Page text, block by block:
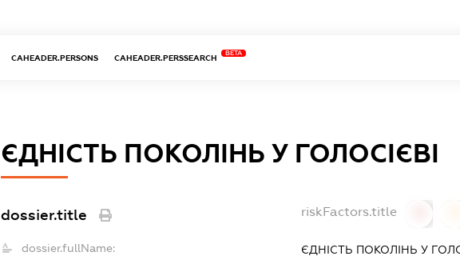
CAHEADER.PERSONS CAHEADER.PERSSEARCH
BETA
ЄДНІСТЬ ПОКОЛІНЬ У ГОЛОСІЄВІ
dossier.title riskFactors.title
dossier.fullName: ЄДНІСТЬ ПОКОЛІНЬ У